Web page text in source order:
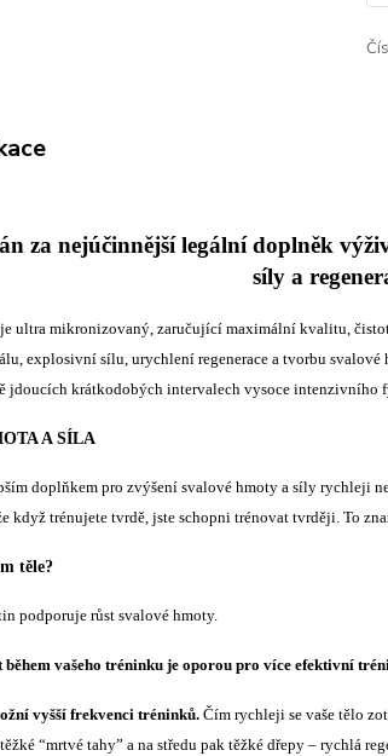
za nejúčinnější legální doplněk
síly a
ultra mikronizovaný, zaručující maximální kvalitu,
explosivní sílu, urychlení regenerace a tvorbu
jdoucích krátkodobých intervalech vysoce intenzivního
A SÍLA
doplňkem pro zvýšení svalové hmoty a síly rychleji
když trénujete tvrdě, jste schopni trénovat tvrději. To
těle?
podporuje růst svalové hmoty.
vašeho tréninku je oporou pro více efektivní
vyšší frekvenci tréninků. Čím rychleji se vaše tělo
“mrtvé tahy” a na středu pak těžké dřepy – rychlá